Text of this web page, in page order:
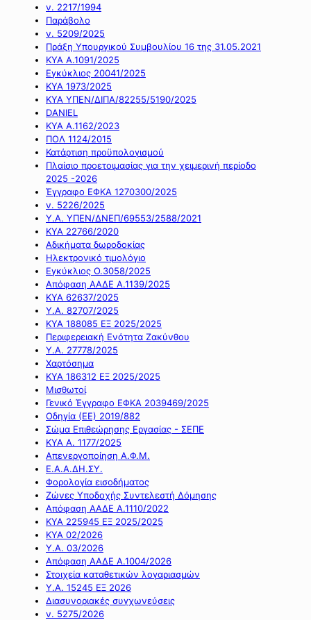
ν. 2217/1994
Παράβολο
ν. 5209/2025
Πράξη Υπουργικού Συμβουλίου 16 της 31.05.2021
ΚΥΑ Α.1091/2025
Εγκύκλιος 20041/2025
ΚΥΑ 1973/2025
ΚΥΑ ΥΠΕΝ/ΔΙΠΑ/82255/5190/2025
DANIEL
ΚΥΑ Α.1162/2023
ΠΟΛ 1124/2015
Κατάρτιση προϋπολογισμού
Πλαίσιο προετοιμασίας για την χειμερινή περίοδο
2025 -2026
Έγγραφο ΕΦΚΑ 1270300/2025
ν. 5226/2025
Υ.Α. ΥΠΕΝ/ΔΝΕΠ/69553/2588/2021
ΚΥΑ 22766/2020
Αδικήματα δωροδοκίας
Ηλεκτρονικό τιμολόγιο
Εγκύκλιος Ο.3058/2025
Απόφαση ΑΑΔΕ Α.1139/2025
ΚΥΑ 62637/2025
Υ.Α. 82707/2025
ΚΥΑ 188085 ΕΞ 2025/2025
Περιφερειακή Ενότητα Ζακύνθου
Υ.Α. 27778/2025
Χαρτόσημα
ΚΥΑ 186312 ΕΞ 2025/2025
Μισθωτοί
Γενικό Έγγραφο ΕΦΚΑ 2039469/2025
Οδηγία (ΕΕ) 2019/882
Σώμα Επιθεώρησης Εργασίας - ΣΕΠΕ
ΚΥΑ Α. 1177/2025
Απενεργοποίηση Α.Φ.Μ.
Ε.Α.Α.ΔΗ.ΣΥ.
Φορολογία εισοδήματος
Ζώνες Υποδοχής Συντελεστή Δόμησης
Απόφαση ΑΑΔΕ Α.1110/2022
ΚΥΑ 225945 ΕΞ 2025/2025
ΚΥΑ 02/2026
Υ.Α. 03/2026
Απόφαση ΑΑΔΕ Α.1004/2026
Στοιχεία καταθετικών λογαριασμών
Υ.Α. 15245 ΕΞ 2026
Διασυνοριακές συγχωνεύσεις
ν. 5275/2026